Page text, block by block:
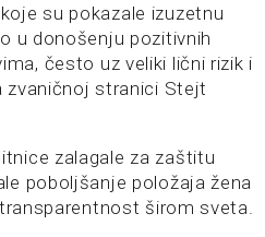
su pokazale izuzetnu
u donošenju pozitivnih
često uz veliki lični rizik i
zvaničnoj stranici Stejt
zalagale za zaštitu
poboljšanje položaja žena
širom sveta.